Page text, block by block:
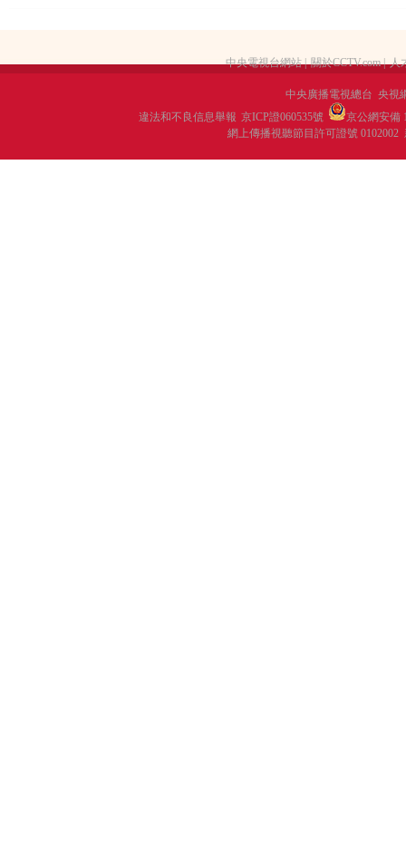
中央電視台網站 | 關於CCTV.com | 人
中央廣播電視總台 央視
違法和不良信息舉報 京ICP證060535號
京公網安備
網上傳播視聽節目許可證號 0102002